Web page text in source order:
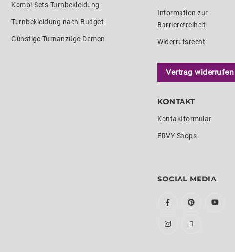
Kombi-Sets Turnbekleidung
Turnbekleidung nach Budget
Günstige Turnanzüge Damen
Information zur
Barrierefreiheit
Widerrufsrecht
Vertrag widerrufen
KONTAKT
Kontaktformular
ERVY Shops
SOCIAL MEDIA